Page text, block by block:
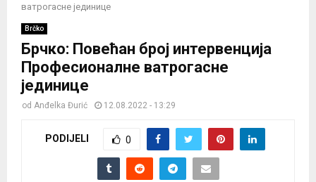
ватрогасне јединице
Brčko
Брчко: Повећан број интервенција
Професионалне ватрогасне
јединице
od Anđelka Đurić 12.08.2022 - 13:29
PODIJELI 0